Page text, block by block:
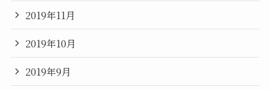
2019年11月
2019年10月
2019年9月